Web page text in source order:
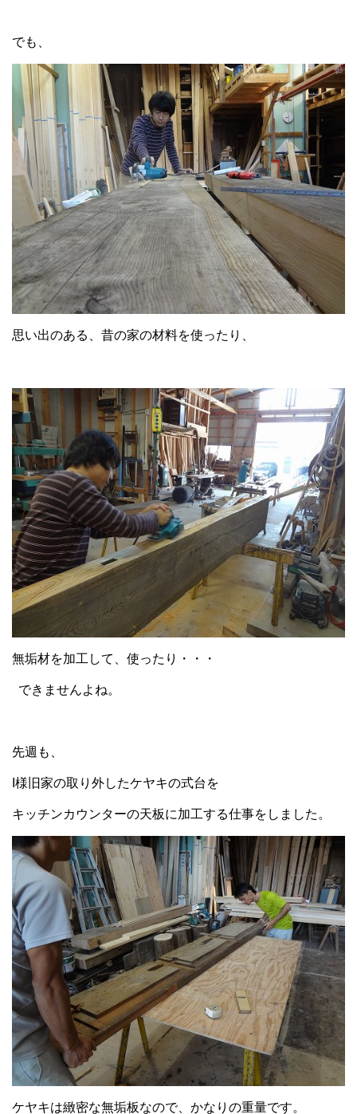
でも、
思い出のある、昔の家の材料を使ったり、
無垢材を加工して、使ったり・・・
できませんよね。
先週も、
I様旧家の取り外したケヤキの式台を
キッチンカウンターの天板に加工する仕事をしました。
ケヤキは緻密な無垢板なので、かなりの重量です。